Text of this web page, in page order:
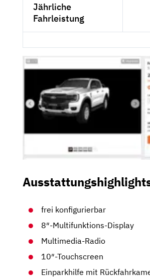
Jährliche
Fahrleistung
frei konfigurierbar
8″-Multifunktions-Display
Multimedia-Radio
10″-Touchscreen
Einparkhilfe mit